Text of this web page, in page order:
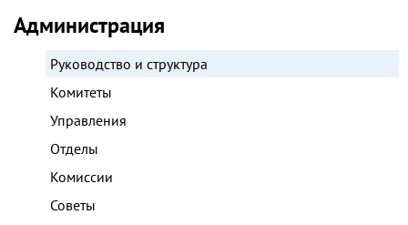
Администрация
Руководство и структура
Комитеты
Управления
Отделы
Комиссии
Советы